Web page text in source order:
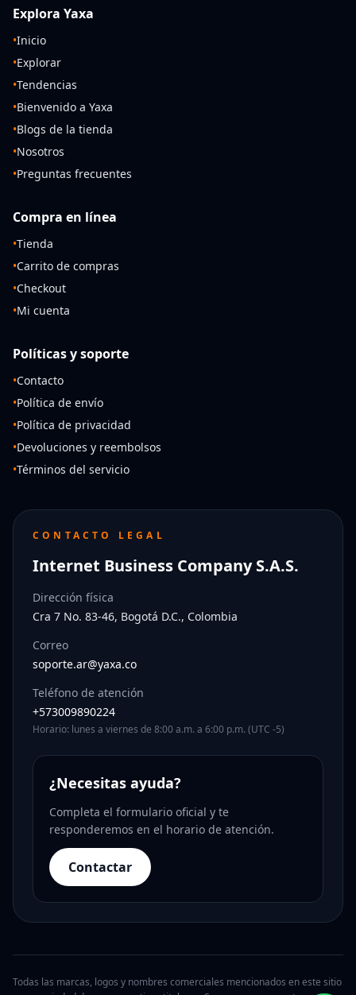
Explora Yaxa
•Inicio
•Explorar
•Tendencias
•Bienvenido a Yaxa
•Blogs de la tienda
•Nosotros
•Preguntas frecuentes
Compra en línea
•Tienda
•Carrito de compras
•Checkout
•Mi cuenta
Políticas y soporte
•Contacto
•Política de envío
•Política de privacidad
•Devoluciones y reembolsos
•Términos del servicio
CONTACTO LEGAL
Internet Business Company S.A.S.
Dirección física
Cra 7 No. 83-46, Bogotá D.C., Colombia
Correo
soporte.ar@yaxa.co
Teléfono de atención
+573009890224
Horario: lunes a viernes de 8:00 a.m. a 6:00 p.m. (UTC -5)
¿Necesitas ayuda?
Completa el formulario oficial y te
responderemos en el horario de atención.
Contactar
Todas las marcas, logos y nombres comerciales mencionados en este sitio